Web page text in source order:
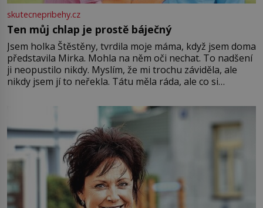
skutecnepribehy.cz
Ten můj chlap je prostě báječný
Jsem holka Štěstěny, tvrdila moje máma, když jsem doma
představila Mirka. Mohla na něm oči nechat. To nadšení
ji neopustilo nikdy. Myslím, že mi trochu záviděla, ale
nikdy jsem jí to neřekla. Tátu měla ráda, ale co si
Jsme spolu moc rádi Tehdy byla jiná doba, když